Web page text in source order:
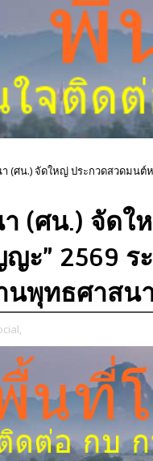
(ศน.) จัดใหญ่ ประกวดสวดมนต์
(ศน.) จัด
ะ” 2569
นพุทธศาสน